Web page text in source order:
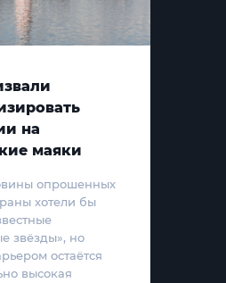
на
маяки
опрошенных
хотели бы
звёзды», но
остаётся
высокая